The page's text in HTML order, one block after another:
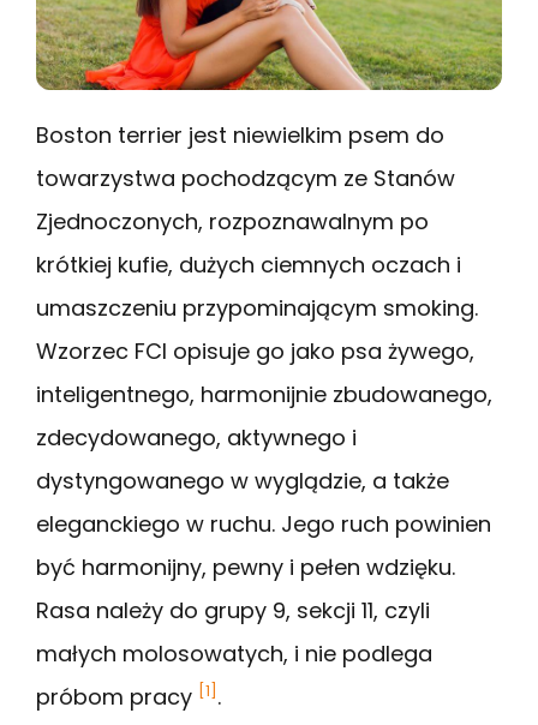
Boston terrier jest niewielkim psem do
towarzystwa pochodzącym ze Stanów
Zjednoczonych, rozpoznawalnym po
krótkiej kufie, dużych ciemnych oczach i
umaszczeniu przypominającym smoking.
Wzorzec FCI opisuje go jako psa żywego,
inteligentnego, harmonijnie zbudowanego,
zdecydowanego, aktywnego i
dystyngowanego w wyglądzie, a także
eleganckiego w ruchu. Jego ruch powinien
być harmonijny, pewny i pełen wdzięku.
Rasa należy do grupy 9, sekcji 11, czyli
małych molosowatych, i nie podlega
próbom pracy [1] .